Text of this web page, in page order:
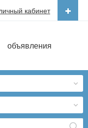
объявления
кабинет